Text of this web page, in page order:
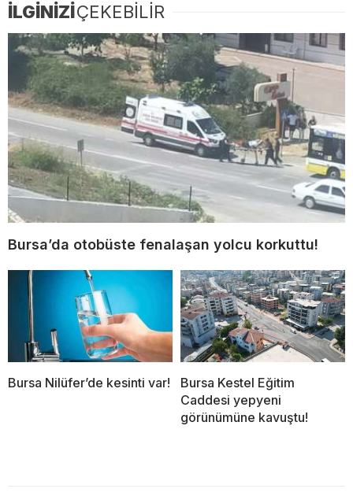
İLGİNİZİÇEKEBİLİR
Bursa’da otobüste fenalaşan yolcu korkuttu!
Bursa Nilüfer’de kesinti var!
Bursa Kestel Eğitim
Caddesi yepyeni
görünümüne kavuştu!